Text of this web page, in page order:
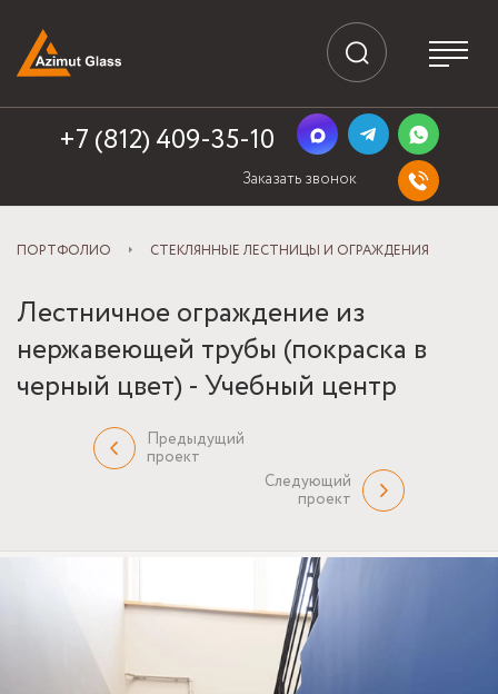
+7 (812) 409-35-10
Заказать звонок
ПОРТФОЛИО СТЕКЛЯННЫЕ ЛЕСТНИЦЫ И ОГРАЖДЕНИЯ
Лестничное ограждение из
нержавеющей трубы (покраска в
черный цвет) - Учебный центр
Предыдущий
проект
Следующий
проект